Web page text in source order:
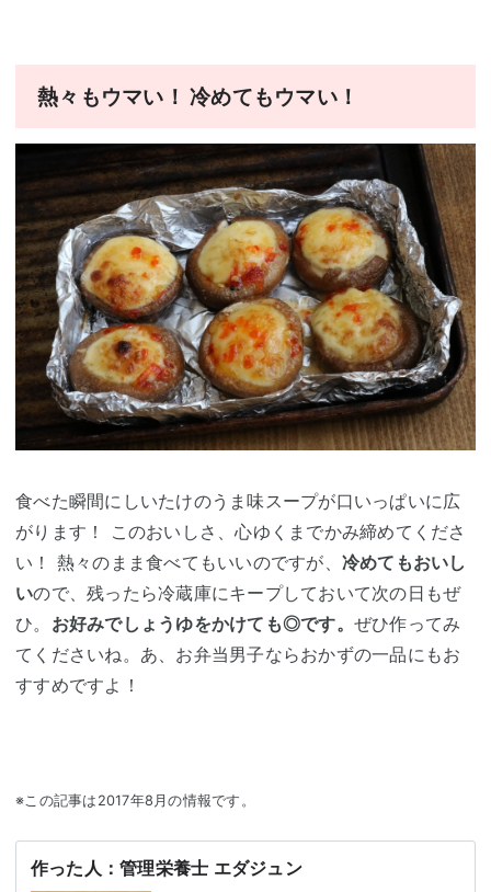
熱々もウマい！ 冷めてもウマい！
食べた瞬間にしいたけのうま味スープが口いっぱいに広
がります！ このおいしさ、心ゆくまでかみ締めてくださ
い！ 熱々のまま食べてもいいのですが、 冷めてもおいし
いので、残ったら冷蔵庫にキープしておいて次の日もぜ
ひ。 お好みでしょうゆをかけても◎です。 ぜひ作ってみ
てくださいね。あ、お弁当男子ならおかずの一品にもお
すすめですよ！
※この記事は2017年8月の情報です。
作った人：管理栄養士 エダジュン